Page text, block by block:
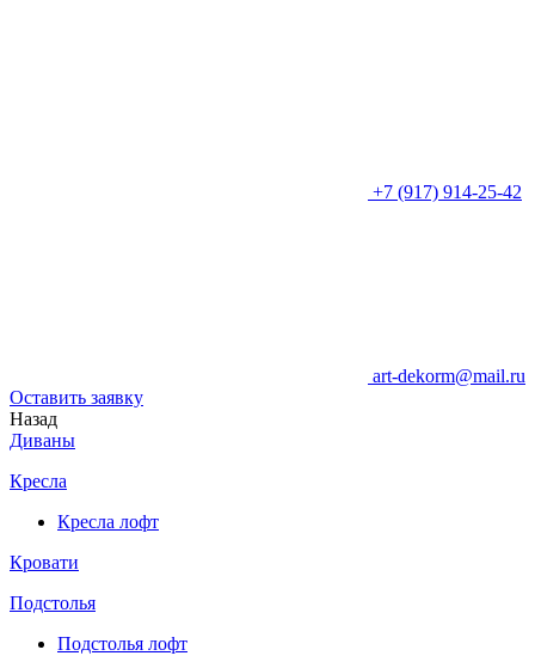
+7 (917) 914-25-42
art-dekorm@mail.ru
Оставить заявку
Назад
Диваны
Кресла
Кресла лофт
Кровати
Подстолья
Подстолья лофт